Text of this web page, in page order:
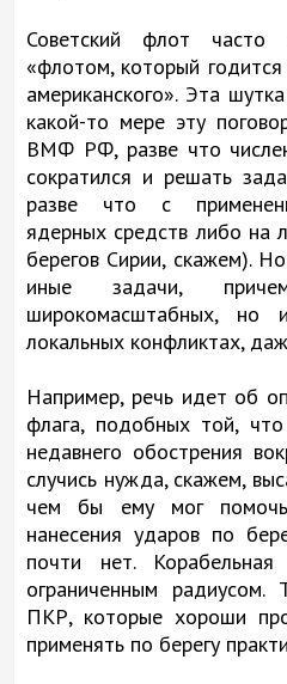
Советский флот
«флотом, который
американского». Эта
какой-то мере эту
ВМФ РФ, разве что
сократился и решать
разве что с
ядерных средств либо на
берегов Сирии, скажем).
иные задачи,
широкомасштабных,
локальных конфликтах,
Например, речь идет об
флага, подобных той,
недавнего обострения
случись нужда, скажем,
чем бы ему мог
нанесения ударов по
почти нет.
ограниченным радиусом.
ПКР, которые хороши
применять по берегу